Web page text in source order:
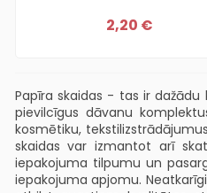
2,20 €
Papīra skaidas - tas ir
pievilcīgus dāvanu
kosmētiku,
skaidas var izmantot arī
iepakojuma tilpumu un
iepakojuma apjomu.